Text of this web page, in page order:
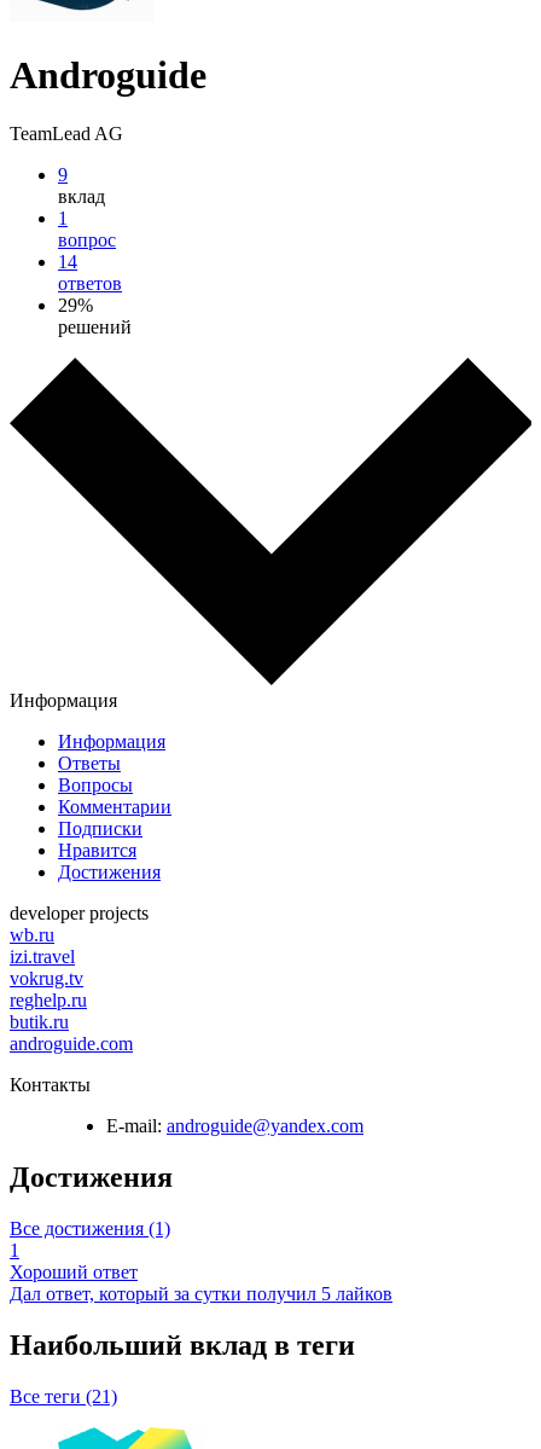
Androguide
TeamLead AG
9
вклад
1
вопрос
14
ответов
29%
решений
Информация
Информация
Ответы
Вопросы
Комментарии
Подписки
Нравится
Достижения
developer projects
wb.ru
izi.travel
vokrug.tv
reghelp.ru
butik.ru
androguide.com
Контакты
E-mail: androguide@yandex.com
Достижения
Все достижения (1)
1
Хороший ответ
Дал ответ, который за сутки получил 5 лайков
Наибольший вклад в теги
Все теги (21)